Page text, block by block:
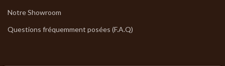
Notre Showroom
Questions fréquemment posées (F.A.Q)